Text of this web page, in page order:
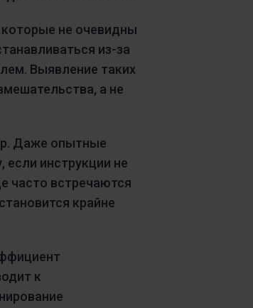
не очевидны
из-за
Выявление таких
а не
Даже опытные
если инструкции не
часто встречаются
крайне
к